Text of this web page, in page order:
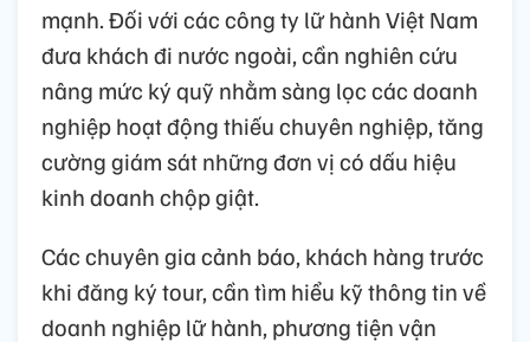
mạnh. Đối với các công ty lữ hành Việt Nam
đưa khách đi nước ngoài, cần nghiên cứu
nâng mức ký quỹ nhằm sàng lọc các doanh
nghiệp hoạt động thiếu chuyên nghiệp, tăng
cường giám sát những đơn vị có dấu hiệu
kinh doanh chộp giật.
Các chuyên gia cảnh báo, khách hàng trước
khi đăng ký tour, cần tìm hiểu kỹ thông tin về
doanh nghiệp lữ hành, phương tiện vận